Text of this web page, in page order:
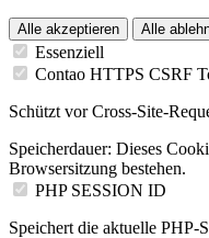
Alle akzeptieren Alle
Essenziell
Contao HTTPS CSRF
Schützt vor Cross-Site-
Speicherdauer: Dieses
Browsersitzung bestehen.
PHP SESSION ID
Speichert die aktuelle PHP-